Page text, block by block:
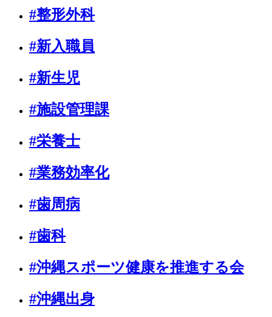
#整形外科
#新入職員
#新生児
#施設管理課
#栄養士
#業務効率化
#歯周病
#歯科
#沖縄スポーツ健康を推進する会
#沖縄出身